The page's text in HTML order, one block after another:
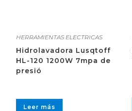
HERRAMIENTAS ELECTRICAS
Hidrolavadora Lusqtoff
HL-120 1200W 7mpa de
presió
Leer más